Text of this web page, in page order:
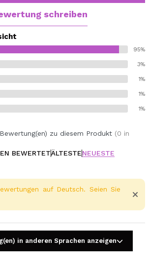
schreiben
95%
3%
1%
1%
1%
zu diesem Produkt (0 in
BEWERTETÄLTESTENEUESTE
auf Deutsch. Seien Sie
in anderen Sprachen anzeigen